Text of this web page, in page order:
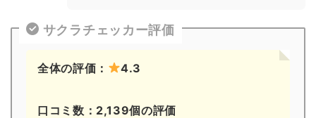
サクラチェッカー評価
全体の評価： 4.3
口コミ数：2,139個の評価